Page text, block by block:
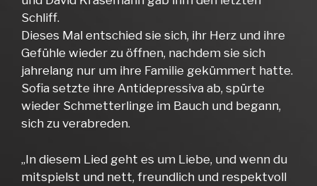
Schliff.
Dieses Mal entschied sie sich, ihr Herz und ihre
Gefühle wieder zu öffnen, nachdem sie sich
jahrelang nur um ihre Familie gekümmert hatte.
Sofia setzte ihre Antidepressiva ab, spürte
wieder Schmetterlinge im Bauch und begann,
sich zu verabreden.
„In diesem Lied geht es um Liebe, und wenn du
mitspielst und nett, freundlich und respektvoll